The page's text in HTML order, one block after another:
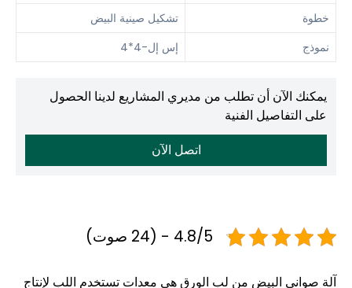
خطوة
تشكيل صينية البيض
نموذج
إس إل-4*4
يمكنك الآن أن تطلب من مديري المشاريع لدينا الحصول
على التفاصيل الفنية
اتصل الآن
4.8/5 - (24 صوت)
آلة صواني البيض من لب الورق هي معدات تستخدم اللب لإنتاج